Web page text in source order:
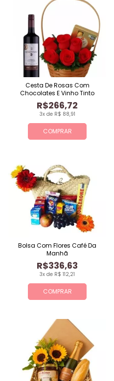
COMPRAR
3x de R$ 88,91
R$266,72
Cesta De Rosas Com
Chocolates E Vinho Tinto
COMPRAR
3x de R$ 112,21
R$336,63
Bolsa Com Flores Café Da
Manhã